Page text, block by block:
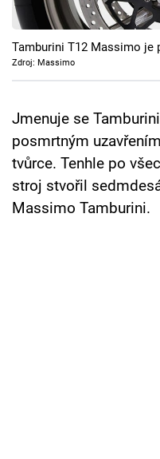
Cool Esport
Pořady
Sledujte prima+
Přihlášení
Tamburini T12 Massimo je
Zdroj: Massimo
Jmenuje se
posmrtným
tvůrce. Tenhle po
stroj stvořil
Massimo Tamburini.